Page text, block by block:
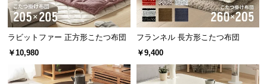
せ
ブ
ラビットファー 正方形こたつ布団
￥10,980
フランネル 長方形こたつ布団
￥9,400